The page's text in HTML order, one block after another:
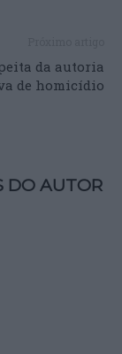
da autoria
de homicídio
DO AUTOR